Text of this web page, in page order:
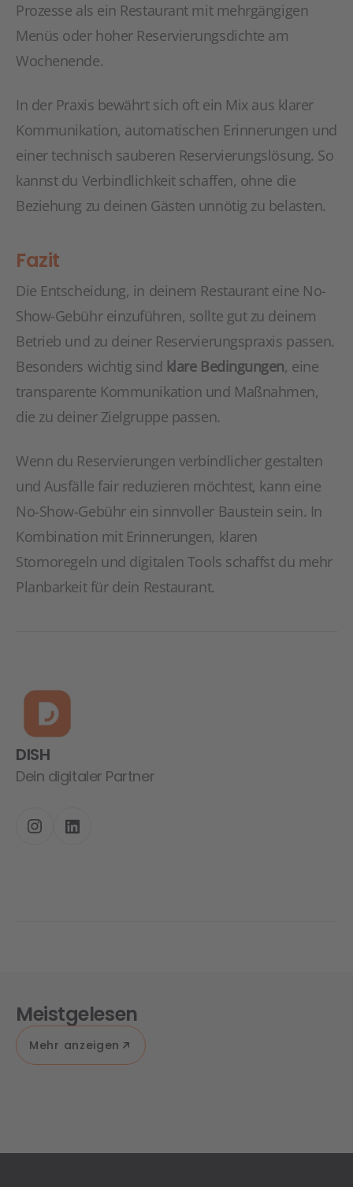
Prozesse als ein Restaurant mit mehrgängigen
Menüs oder hoher Reservierungsdichte am
Wochenende.
In der Praxis bewährt sich oft ein Mix aus klarer
Kommunikation, automatischen Erinnerungen und
einer technisch sauberen Reservierungslösung. So
kannst du Verbindlichkeit schaffen, ohne die
Beziehung zu deinen Gästen unnötig zu belasten.
Fazit
Die Entscheidung, in deinem Restaurant eine No-
Show-Gebühr einzuführen, sollte gut zu deinem
Betrieb und zu deiner Reservierungspraxis passen.
Besonders wichtig sind klare Bedingungen, eine
transparente Kommunikation und Maßnahmen,
die zu deiner Zielgruppe passen.
Wenn du Reservierungen verbindlicher gestalten
und Ausfälle fair reduzieren möchtest, kann eine
No-Show-Gebühr ein sinnvoller Baustein sein. In
Kombination mit Erinnerungen, klaren
Stornoregeln und digitalen Tools schaffst du mehr
Planbarkeit für dein Restaurant.
DISH
Dein digitaler Partner
Meistgelesen
Mehr anzeigen